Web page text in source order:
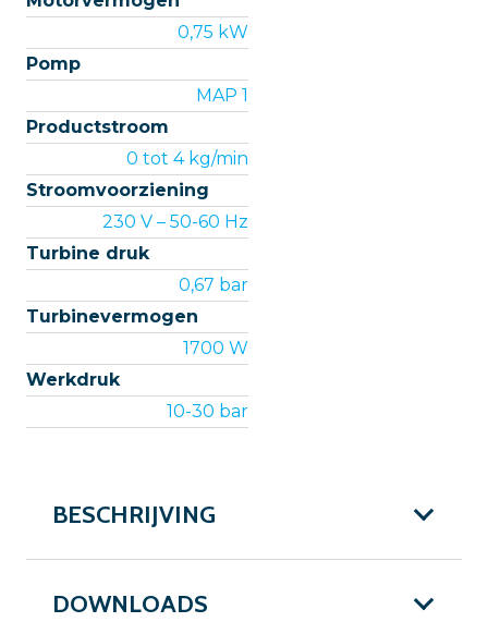
0,75 kW
Pomp
MAP 1
Productstroom
0 tot 4 kg/min
Stroomvoorziening
230 V – 50-60 Hz
Turbine druk
0,67 bar
Turbinevermogen
1700 W
Werkdruk
10-30 bar
BESCHRIJVING
DOWNLOADS